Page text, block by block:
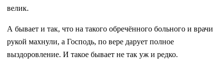
велик.
А бывает и так, что на такого обречённого больного и врачи
рукой махнули, а Господь, по вере дарует полное
выздоровление. И такое бывает не так уж и редко.